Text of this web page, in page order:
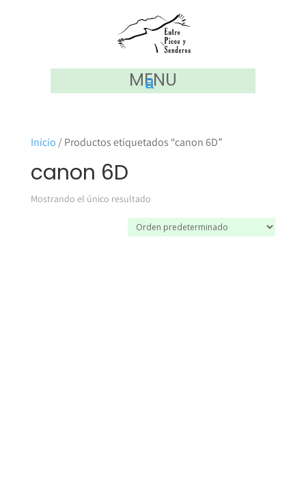
MENU
Inicio / Productos etiquetados “canon 6D”
canon 6D
Mostrando el único resultado